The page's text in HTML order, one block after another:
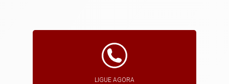
LIGUE AGORA